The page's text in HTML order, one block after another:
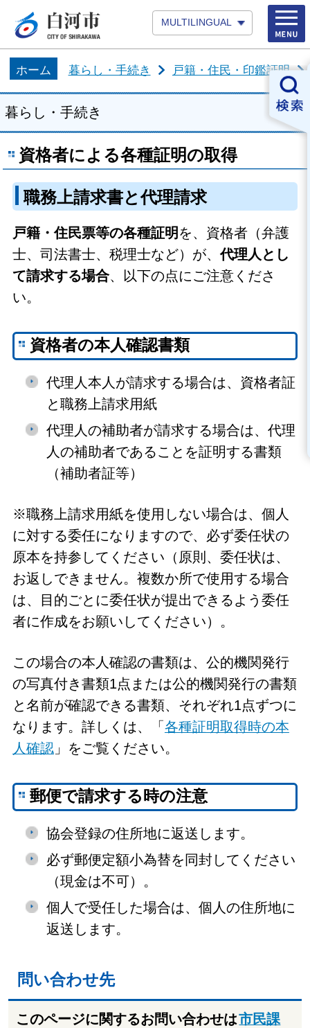
MULTILINGUAL
ホーム 暮らし・手続き 戸籍・住民・印鑑証明
暮らし・手続き
資格者による各種証明の取得
職務上請求書と代理請求
戸籍・住民票等の各種証明 を、資格者（弁護
士、司法書士、税理士など）が、代理人とし
て請求する場合、以下の点にご注意くださ
い。
資格者の本人確認書類
代理人本人が請求する場合は、資格者証
と職務上請求用紙
代理人の補助者が請求する場合は、代理
人の補助者であることを証明する書類
（補助者証等）
※職務上請求用紙を使用しない場合は、個人
に対する委任になりますので、必ず委任状の
原本を持参してください（原則、委任状は、
お返しできません。複数か所で使用する場合
は、目的ごとに委任状が提出できるよう委任
者に作成をお願いしてください）。
この場合の本人確認の書類は、公的機関発行
の写真付き書類1点または公的機関発行の書類
と名前が確認できる書類、それぞれ1点ずつに
なります。詳しくは、「 各種証明取得時の本
人確認」をご覧ください。
郵便で請求する時の注意
協会登録の住所地に返送します。
必ず郵便定額小為替を同封してください
（現金は不可）。
個人で受任した場合は、個人の住所地に
返送します。
問い合わせ先
このページに関するお問い合わせは市民課